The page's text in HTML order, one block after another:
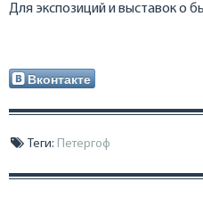
Для экспозиций и выставок о
Вконтакте
Теги: Петергоф